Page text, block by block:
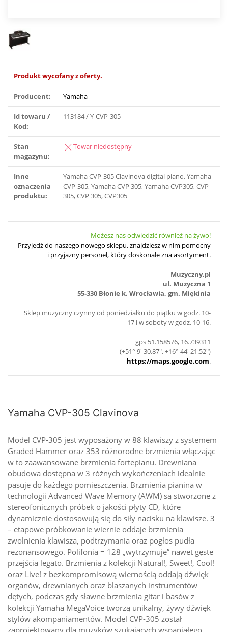
Produkt wycofany z oferty.
Producent: Yamaha
Id towaru /
Kod:
113184 / Y-CVP-305
Stan
magazynu:
Towar niedostępny
Inne
oznaczenia
produktu:
Yamaha CVP-305 Clavinova digital piano, Yamaha
CVP-305, Yamaha CVP 305, Yamaha CVP305, CVP-
305, CVP 305, CVP305
Możesz nas odwiedzić również na żywo!
Przyjedź do naszego nowego sklepu, znajdziesz w nim pomocny
i przyjazny personel, który doskonale zna asortyment.
Muzyczny.pl
ul. Muzyczna 1
55-330 Błonie k. Wrocławia, gm. Miękinia
Sklep muzyczny czynny od poniedziałku do piątku w godz. 10-
17 i w soboty w godz. 10-16.
gps 51.158576, 16.739311
(+51° 9' 30.87", +16° 44' 21.52")
https://maps.google.com.
Yamaha CVP-305 Clavinova
Model CVP-305 jest wyposażony w 88 klawiszy z systemem
Graded Hammer oraz 353 różnorodne brzmienia włączając
w to zaawansowane brzmienia fortepianu. Drewniana
obudowa dostępna w 3 różnych wykończeniach idealnie
pasuje do każdego pomieszczenia. Brzmienia pianina w
technologii Advanced Wave Memory (AWM) są stworzone z
stereofonicznych próbek o jakości płyty CD, które
dynamicznie dostosowują się do siły nacisku na klawisze. 3
– etapowe próbkowanie wiernie oddaje brzmienia
zwolnienia klawisza, podtrzymania oraz pogłos pudła
rezonansowego. Polifonia = 128 „wytrzymuje” nawet gęste
przejścia legato. Brzmienia z kolekcji Natural!, Sweet!, Cool!
oraz Live! z bezkompromisową wiernością oddają dźwięk
organów, drewnianych oraz blaszanych instrumentów
dętych, podczas gdy sławne brzmienia gitar i basów z
kolekcji Yamaha MegaVoice tworzą unikalny, żywy dźwięk
stylów akompaniamentów. Model CVP-305 został